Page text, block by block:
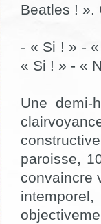
Beatles ! ».
- « Si ! » -
« Si ! » - «
Une
paroisse,
convaincre